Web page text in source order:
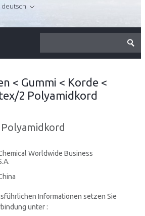
deutsch
< Gummi < Korde<
2 Polyamidkord
Worldwide Business
Informationen setzen Sie
unter :